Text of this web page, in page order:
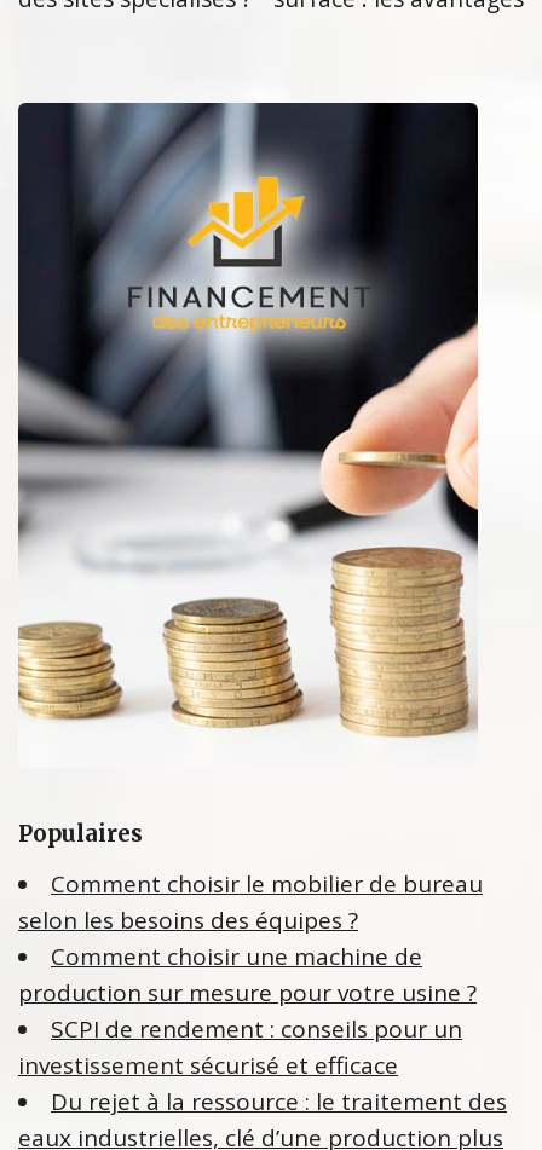
Populaires
Comment choisir le mobilier de bureau
selon les besoins des équipes ?
Comment choisir une machine de
production sur mesure pour votre usine ?
SCPI de rendement : conseils pour un
investissement sécurisé et efficace
Du rejet à la ressource : le traitement des
eaux industrielles, clé d’une production plus